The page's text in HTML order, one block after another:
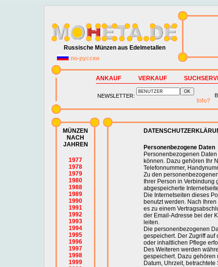
Russische Münzen aus Edelmetallen
по-русски
ANKAUF VERKAUF
NEWSLETTER:
Info?
MÜNZEN
NACH
JAHREN
1977
1978
1979
1980
1988
1989
1990
1991
1992
1993
1994
1995
1996
1997
1998
1999
Personenbezogene Daten
Personenbezogenen
können. Dazu gehören Ihr
Telefonnummer,
Zu den
Ihrer Person in
abgespeicherte
Die Internetseiten dieses
benutzt werden. Nach
es zu einem
der Email-Adresse bei der
leiten.
Die personenbezogenen
gespeichert. Der Zugriff
oder inhaltlichen Pflege
Des Weiteren werden
gespeichert. Dazu gehören
Datum, Uhrzeit,